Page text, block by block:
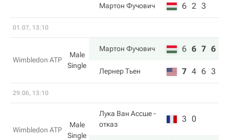
Мартон Фучович 6 2 3
01.07, 13:10
Wimbledon ATP
Male
Single
Мартон Фучович 6 6 7 6
Лернер Тьен 7 4 6 3
29.06, 13:10
Wimbledon ATP
Male
Single
Лука Ван Ассше-
отказ
3 0